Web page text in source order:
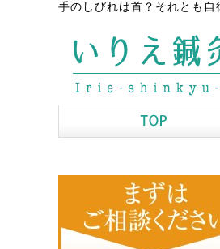
手のしびれは首？それとも